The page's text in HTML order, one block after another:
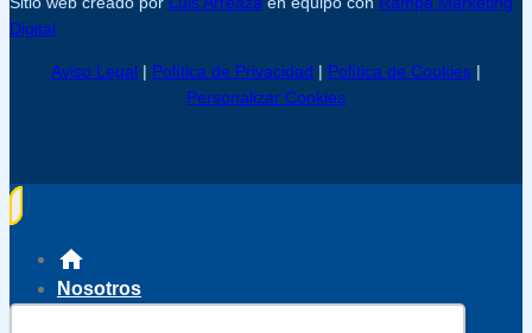
Digital
Aviso Legal | Política de Privacidad | Política de Cookies |
Personalizar Cookies
Nosotros